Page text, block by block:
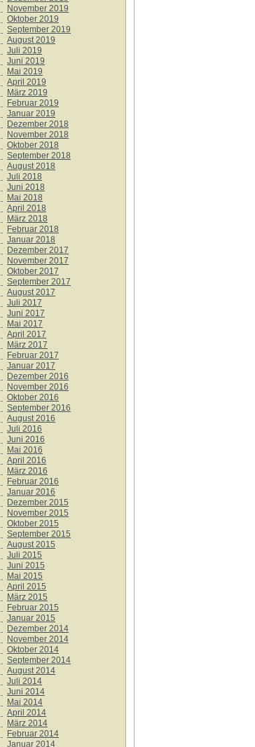
November 2019
Oktober 2019
September 2019
August 2019
Juli 2019
Juni 2019
Mai 2019
April 2019
März 2019
Februar 2019
Januar 2019
Dezember 2018
November 2018
Oktober 2018
September 2018
August 2018
Juli 2018
Juni 2018
Mai 2018
April 2018
März 2018
Februar 2018
Januar 2018
Dezember 2017
November 2017
Oktober 2017
September 2017
August 2017
Juli 2017
Juni 2017
Mai 2017
April 2017
März 2017
Februar 2017
Januar 2017
Dezember 2016
November 2016
Oktober 2016
September 2016
August 2016
Juli 2016
Juni 2016
Mai 2016
April 2016
März 2016
Februar 2016
Januar 2016
Dezember 2015
November 2015
Oktober 2015
September 2015
August 2015
Juli 2015
Juni 2015
Mai 2015
April 2015
März 2015
Februar 2015
Januar 2015
Dezember 2014
November 2014
Oktober 2014
September 2014
August 2014
Juli 2014
Juni 2014
Mai 2014
April 2014
März 2014
Februar 2014
Januar 2014